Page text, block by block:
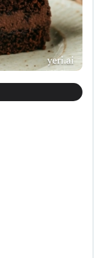
yeri.ai